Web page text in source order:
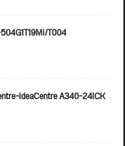
T004
IdeaCentre A340-24ICK